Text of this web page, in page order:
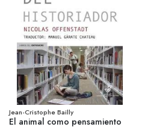
Jean-Cristophe Bailly
El animal como pensamiento